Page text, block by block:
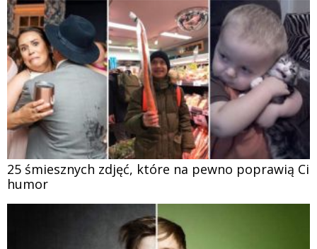
25 śmiesznych zdjęć, które na pewno poprawią Ci
humor